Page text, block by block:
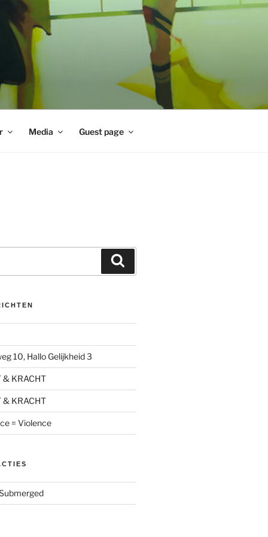
Media Guest page
10, Hallo Gelijkheid 3
& KRACHT
& KRACHT
= Violence